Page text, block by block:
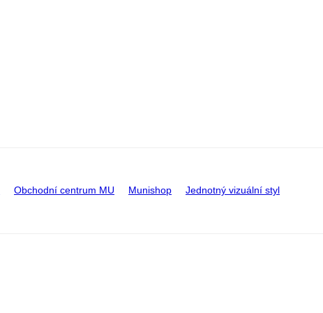
Obchodní centrum MU Munishop Jednotný vizuální styl